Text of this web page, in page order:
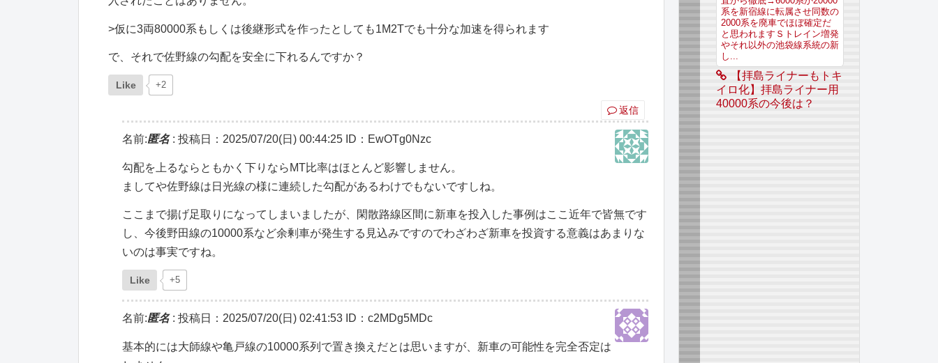
>仮に3両80000系もしくは後継形式を作ったとしても1M2Tでも十分な加速を得られます
で、それで佐野線の勾配を安全に下れるんですか？
Like +2
返信
名前:匿名: 投稿日：2025/07/20(日) 00:44:25 ID：EwOTg0Nzc
勾配を上るならともかく下りならMT比率はほとんど影響しません。
ましてや佐野線は日光線の様に連続した勾配があるわけでもないですしね。
ここまで揚げ足取りになってしまいましたが、閑散路線区間に新車を投入した事例はここ近年で皆無です
し、今後野田線の10000系など余剰車が発生する見込みですのでわざわざ新車を投資する意義はあまりな
いのは事実ですね。
Like +5
名前:匿名: 投稿日：2025/07/20(日) 02:41:53 ID：c2MDg5MDc
基本的には大師線や亀戸線の10000系列で置き換えだとは思いますが、新車の可能性を完全否定は
系を新宿線に転属させ同数の
2000系を廃車でほぼ確定だ
と思われますＳトレイン増発
やそれ以外の池袋線系統の新
し...
【拝島ライナーもトキ
イロ化】拝島ライナー用
40000系の今後は？